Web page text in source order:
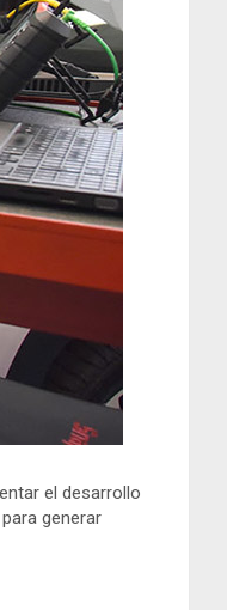
el desarrollo
generar